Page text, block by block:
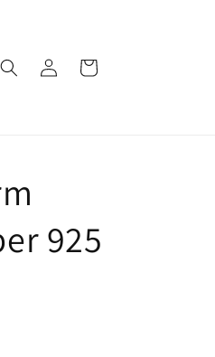
EinloggenWarenkorb
925